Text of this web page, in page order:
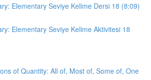
Elementary Seviye Kelime Dersi 18 (8:09)
Elementary Seviye Kelime Aktivitesi 18
of Quantity: All of, Most of, Some of, One